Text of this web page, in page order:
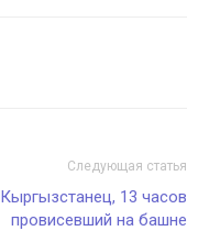
Следующая статья
Кыргызстанец, 13 часов
провисевший на башне